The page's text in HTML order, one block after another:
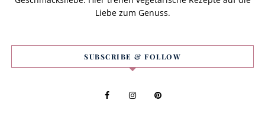
Liebe zum Genuss.
SUBSCRIBE & FOLLOW